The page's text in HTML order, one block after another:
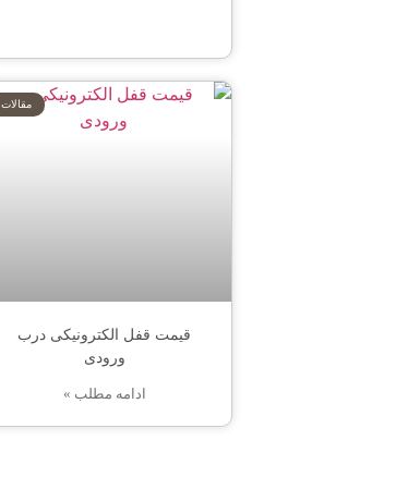
مقالات
قیمت قفل الکترونیکی درب
ورودی
ادامه مطلب »